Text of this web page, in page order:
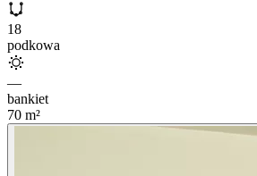
18
podkowa
—
bankiet
70 m²